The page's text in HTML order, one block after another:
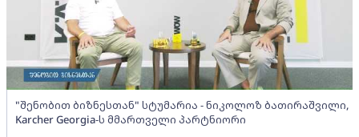
"შენობით ბიზნესთან" სტუმარია - ნიკოლოზ ბათირაშვილი,
Karcher Georgia-ს მმართველი პარტნიორი